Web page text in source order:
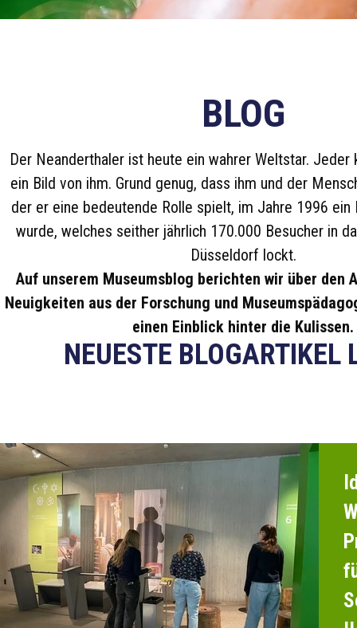
BLOG
Der Neanderthaler ist heute ein wahrer Weltstar. Jeder
ein Bild von ihm. Grund genug, dass ihm und der
der er eine bedeutende Rolle spielt, im Jahre 1996
wurde, welches seither jährlich 170.000 Besucher in
Düsseldorf lockt.
Auf unserem Museumsblog berichten wir über den
Neuigkeiten aus der Forschung und
einen Einblick hinter die Kulissen.
NEUESTE BLOGARTIKEL